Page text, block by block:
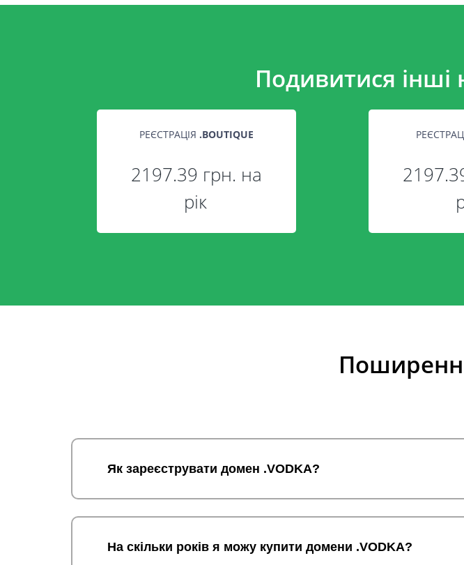
Подивитися інші
РЕЄСТРАЦІЯ .BOUTIQUE
2197.39 грн. на
рік
Як зареєструвати домен .VODKA?
На скільки років я можу купити домени .VODKA?